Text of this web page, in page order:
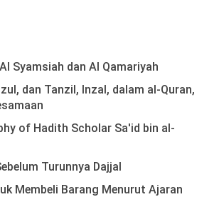
Syamsiah dan Al Qamariyah
dan Tanzil, Inzal, dalam al-Quran,
of Hadith Scholar Sa'id bin al-
Turunnya Dajjal
Membeli Barang Menurut Ajaran